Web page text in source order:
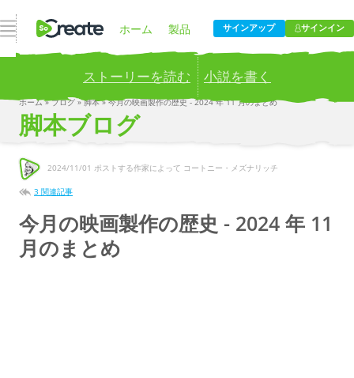
ナビゲーションを開く ホーム 製品
価格設定 ブログ
サインアップ サインイン
ストーリーを読む 小説を書く
Publish your stories to a global audience.
ホーム»ブログ»脚本»今月の映画製作の歴史 - 2024 年 11 月のまとめ
脚本ブログ
2024/11/01 ポストする作家によって コートニー・メズナリッチ
3 関連記事
今月の映画製作の歴史 - 2024 年 11
月のまとめ